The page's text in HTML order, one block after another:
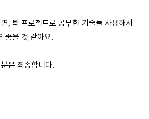
, 퇴 프로젝트로 공부한 기술들 사용해서
좋을 것 같아요.
은 죄송합니다.